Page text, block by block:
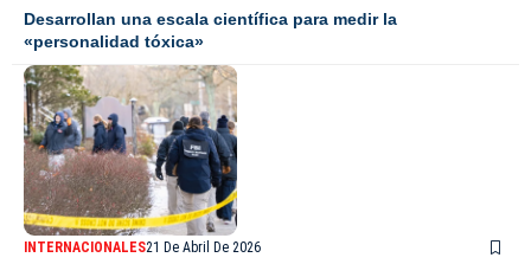
Desarrollan una escala científica para medir la
«personalidad tóxica»
INTERNACIONALES21 De Abril De 2026